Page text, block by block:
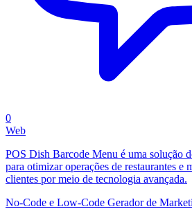
0
Web
POS Dish Barcode Menu é uma solução
para otimizar operações de restaurantes e
clientes por meio de tecnologia avançada.
No-Code e Low-Code Gerador de